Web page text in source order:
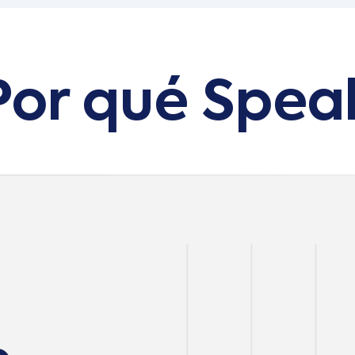
qué